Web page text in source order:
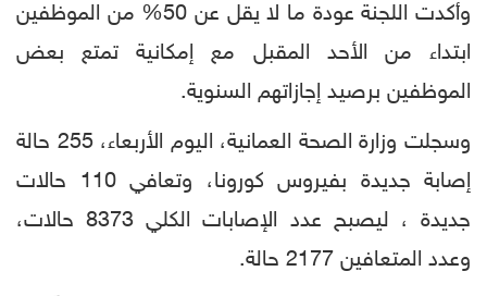
وأكدت اللجنة عودة ما لا يقل عن 50% من الموظفين
ابتداء من الأحد المقبل مع إمكانية تمتع بعض
الموظفين برصيد إجازاتهم السنوية.
وسجلت وزارة الصحة العمانية، اليوم الأربعاء، 255 حالة
إصابة جديدة بفيروس كورونا، وتعافي 110 حالات
جديدة ، ليصبح عدد الإصابات الكلي 8373 حالات،
وعدد المتعافين 2177 حالة.